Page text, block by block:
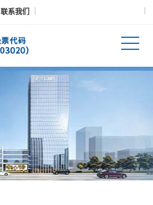
联系我们